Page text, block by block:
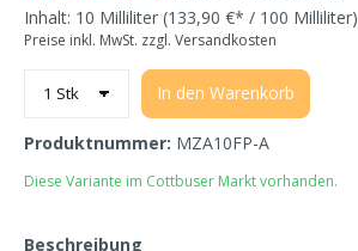
Inhalt: 10 Milliliter (133,90 €* / 100 Milliliter)
Preise inkl. MwSt. zzgl. Versandkosten
In den Warenkorb
Produktnummer: MZA10FP-A
Diese Variante im Cottbuser Markt vorhanden.
Beschreibung